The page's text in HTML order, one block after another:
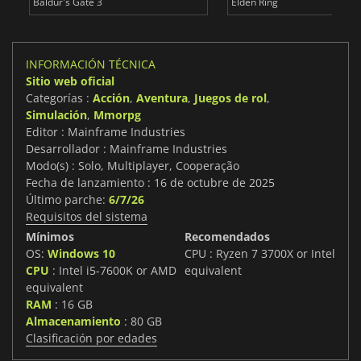
INFORMACIÓN TÉCNICA
Sitio web oficial
Categorías : Acción, Aventura, Juegos de rol,
Simulación, Mmorpg
Editor : Mainframe Industries
Desarrollador : Mainframe Industries
Modo(s) : Solo, Multiplayer, Cooperação
Fecha de lanzamiento : 16 de octubre de 2025
Último parche: 6/7/26
Requisitos del sistema
Mínimos
OS: Windows 10
CPU : Intel i5-7600K or AMD
equivalent
RAM : 16 GB
Almacenamiento : 80 GB
Recomendados
CPU : Ryzen 7 3700X or Intel
equivalent
Clasificación por edades